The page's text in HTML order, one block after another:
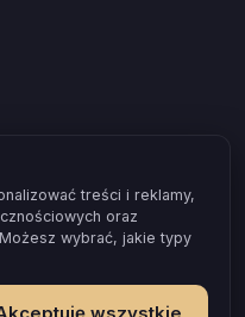
treści i reklamy,
oraz
wybrać, jakie typy